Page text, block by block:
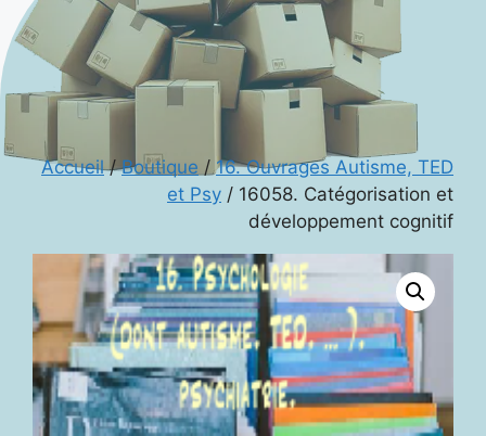
Accueil/Boutique /16. Ouvrages Autisme, TED
et Psy / 16058. Catégorisation et
développement cognitif